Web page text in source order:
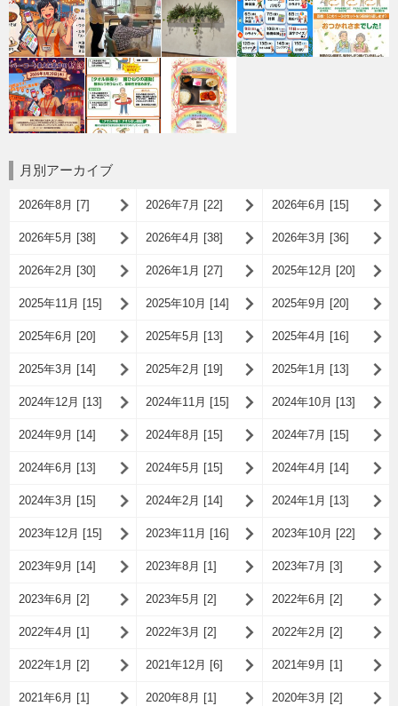
月別アーカイブ
2026年8月 [7] 2026年7月 [22] 2026年6月 [15]
2026年5月 [38] 2026年4月 [38] 2026年3月 [36]
2026年2月 [30] 2026年1月 [27] 2025年12月 [20]
2025年11月 [15] 2025年10月 [14] 2025年9月 [20]
2025年6月 [20] 2025年5月 [13] 2025年4月 [16]
2025年3月 [14] 2025年2月 [19] 2025年1月 [13]
2024年12月 [13] 2024年11月 [15] 2024年10月 [13]
2024年9月 [14] 2024年8月 [15] 2024年7月 [15]
2024年6月 [13] 2024年5月 [15] 2024年4月 [14]
2024年3月 [15] 2024年2月 [14] 2024年1月 [13]
2023年12月 [15] 2023年11月 [16] 2023年10月 [22]
2023年9月 [14] 2023年8月 [1] 2023年7月 [3]
2023年6月 [2] 2023年5月 [2] 2022年6月 [2]
2022年4月 [1] 2022年3月 [2] 2022年2月 [2]
2022年1月 [2] 2021年12月 [6] 2021年9月 [1]
2021年6月 [1] 2020年8月 [1] 2020年3月 [2]